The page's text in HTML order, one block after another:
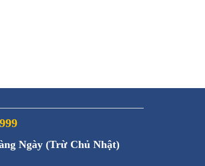
Ngày (Trừ Chủ Nhật)